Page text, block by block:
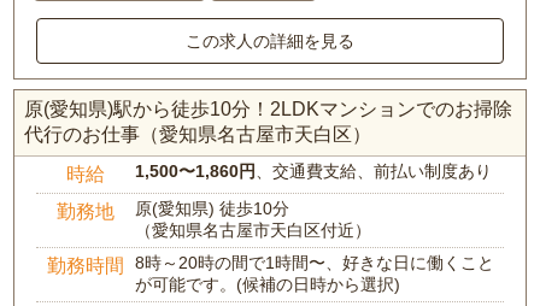
この求人の詳細を見る
原(愛知県)駅から徒歩10分！2LDKマンションでのお掃除
代行のお仕事（愛知県名古屋市天白区）
時給 1,500〜1,860円、交通費支給、前払い制度あり
勤務地
原(愛知県) 徒歩10分
（愛知県名古屋市天白区付近）
勤務時間
8時～20時の間で1時間〜、好きな日に働くこと
が可能です。(候補の日時から選択)